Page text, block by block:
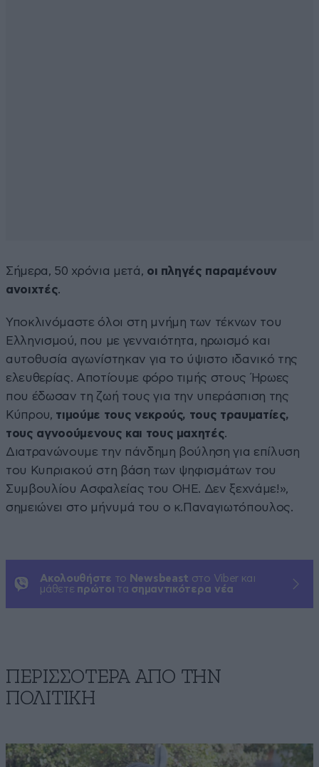
Σήμερα, 50 χρόνια μετά, οι πληγές παραμένουν
ανοιχτές.
Υποκλινόμαστε όλοι στη μνήμη των τέκνων του
Ελληνισμού, που με γενναιότητα, ηρωισμό και
αυτοθυσία αγωνίστηκαν για το ύψιστο ιδανικό της
ελευθερίας. Αποτίουμε φόρο τιμής στους Ήρωες
που έδωσαν τη ζωή τους για την υπεράσπιση της
Κύπρου, τιμούμε τους νεκρούς, τους τραυματίες,
τους αγνοούμενους και τους μαχητές.
Διατρανώνουμε την πάνδημη βούληση για επίλυση
του Κυπριακού στη βάση των ψηφισμάτων του
Συμβουλίου Ασφαλείας του ΟΗΕ. Δεν ξεχνάμε!»,
σημειώνει στο μήνυμά του ο κ.Παναγιωτόπουλος.
Ακολουθήστε το Newsbeast στο Viber και
μάθετε πρώτοι τα σημαντικότερα νέα
ΠΕΡΙΣΣΟΤΕΡΑ ΑΠΟ ΤΗΝ
ΠΟΛΙΤΙΚΗ